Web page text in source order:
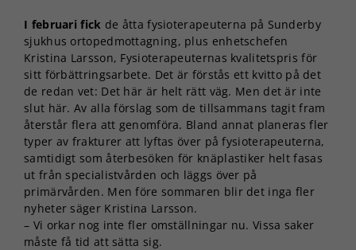
I februari fick de åtta fysioterapeuterna på Sunderby
sjukhus ortopedmottagning, plus enhetschefen
Kristina Larsson, Fysioterapeuternas kvalitetspris för
sitt förbättringsarbete. Det är förstås ett kvitto på det
de redan vet: Det här är helt rätt väg. Men det är inte
slut här. Av alla förslag som de tillsammans tagit fram
återstår flera att genomföra. Bland annat planeras fler
typer av frakturer att lyftas över på fysioterapeuterna,
samtidigt som återbesöken för knäplastiker helt fasas
ut från specialistvården och läggs över på
primärvården. Men före sommaren blir det inga fler
nyheter säger Kristina Larsson.
– Vi orkar nog inte fler omställningar nu. Vissa saker
måste få tid att sätta sig.